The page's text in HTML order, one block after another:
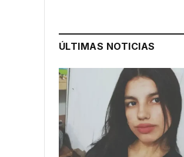
ÚLTIMAS NOTICIAS